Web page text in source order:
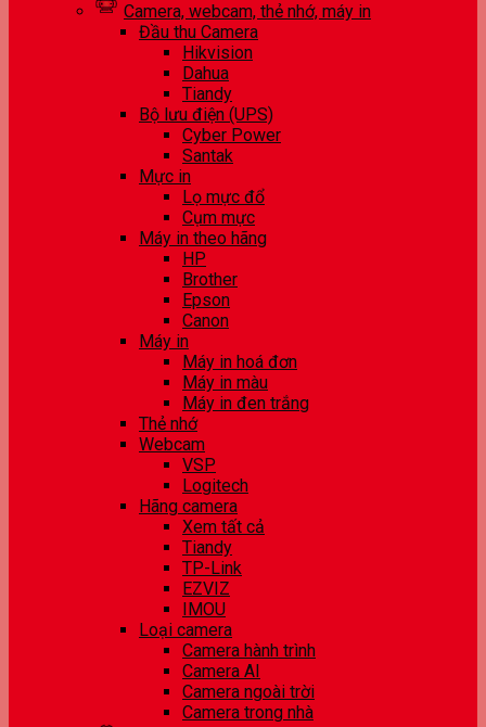
Camera, webcam, thẻ nhớ, máy in
Đầu thu Camera
Hikvision
Dahua
Tiandy
Bộ lưu điện (UPS)
Cyber Power
Santak
Mực in
Lọ mực đổ
Cụm mực
Máy in theo hãng
HP
Brother
Epson
Canon
Máy in
Máy in hoá đơn
Máy in màu
Máy in đen trắng
Thẻ nhớ
Webcam
VSP
Logitech
Hãng camera
Xem tất cả
Tiandy
TP-Link
EZVIZ
IMOU
Loại camera
Camera hành trình
Camera AI
Camera ngoài trời
Camera trong nhà